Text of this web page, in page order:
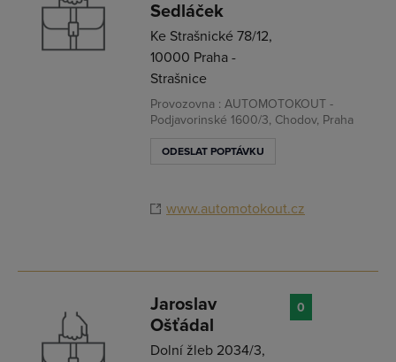
Sedláček
Ke Strašnické 78/12,
10000 Praha -
Strašnice
Provozovna : AUTOMOTOKOUT -
Podjavorinské 1600/3, Chodov, Praha
ODESLAT POPTÁVKU
www.automotokout.cz
Jaroslav
Ošťádal
Dolní žleb 2034/3,
0